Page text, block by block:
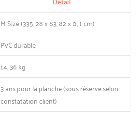
M Size (335, 28 x 83, 82 x 0, 1 cm)
PVC durable
14, 36 kg
3 ans pour la planche (sous réserve selon
constatation client)